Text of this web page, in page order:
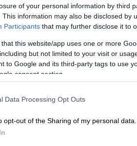
of your personal information by third
This information may also be disclosed by
Participants that may further disclose it to
that this website/app uses one or more
but not limited to your visit or
to Google and its third-party tags to use
consent section.
Data Processing Opt Outs
opt-out of the Sharing of my personal data.
Lifestyle|23.02.2025 09:16
Σπύρος Πούλης:
έτσι όπως έφυγε ο
Κατρανίδης»
Ο ηθοποιός μίλησε για
αλλά και τη συνεργασία
τον σπουδαίο Θανάση